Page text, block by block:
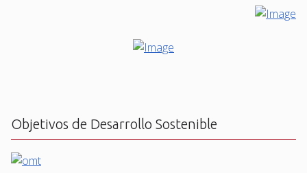
Objetivos de Desarrollo Sostenible